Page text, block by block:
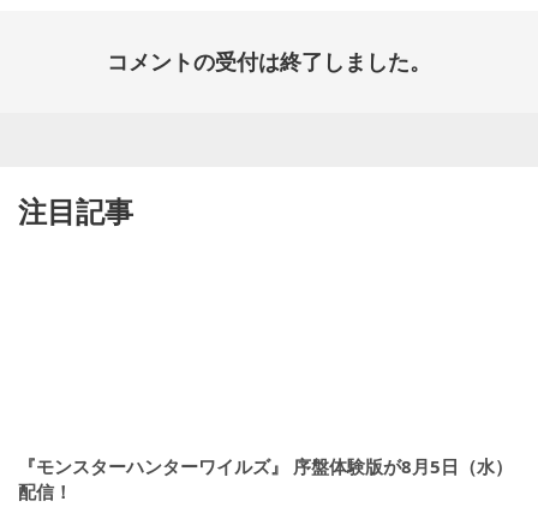
コメントの受付は終了しました。
注目記事
『モンスターハンターワイルズ』 序盤体験版が8月5日（水）
配信！